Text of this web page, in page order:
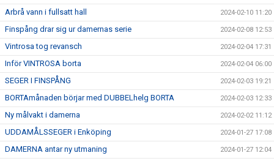
Arbrå vann i fullsatt hall 2024-02-10 11:20
Finspång drar sig ur damernas serie 2024-02-08 12:53
Vintrosa tog revansch 2024-02-04 17:31
Inför VINTROSA borta 2024-02-04 06:00
SEGER I FINSPÅNG 2024-02-03 19:21
BORTAmånaden börjar med DUBBELhelg BORTA 2024-02-03 12:33
Ny målvakt i damerna 2024-02-02 11:12
UDDAMÅLSSEGER i Enköping 2024-01-27 17:08
DAMERNA antar ny utmaning 2024-01-27 12:04